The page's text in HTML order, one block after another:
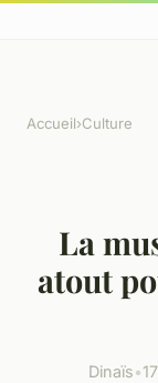
Accueil›Culture
La
atout
Dinaïs•